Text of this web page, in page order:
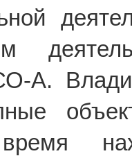
А.